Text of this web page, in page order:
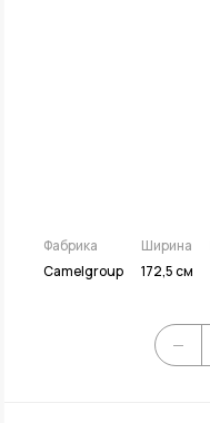
Фабрика
Camelgroup
Ширина
172,5 см